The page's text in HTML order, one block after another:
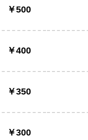
￥500
￥400
￥350
￥300